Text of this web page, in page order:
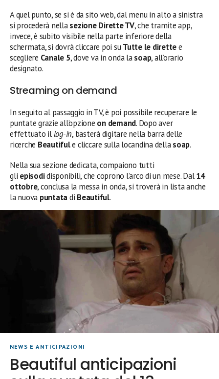
A quel punto, se si è da sito web, dal menu in alto a sinistra
si procederà nellasezione Dirette TV, che tramite app,
invece, è subito visibile nella parte inferiore della
schermata, si dovrà cliccare poi suTutte le direttee
scegliere Canale 5, dove va in onda lasoap, all’orario
designato.
Streaming on demand
In seguito al passaggio in TV, è poi possibile recuperare le
puntate grazie all’opzione on demand. Dopo aver
effettuato illog-in, basterà digitare nella barra delle
ricerche Beautifule cliccare sulla locandina dellasoap.
Nella sua sezione dedicata, compaiono tutti
gli episodidisponibili, che coprono l’arco di un mese. Dal14
ottobre, conclusa la messa in onda, si troverà in lista anche
la nuova puntatadi Beautiful.
NEWS E ANTICIPAZIONI
Beautiful anticipazioni